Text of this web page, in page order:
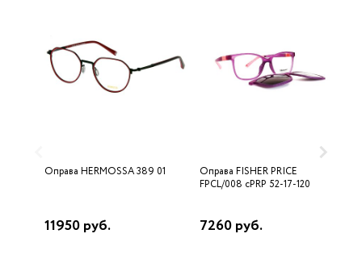
Оправа HERMOSSA 389 01
11950 руб.
Оправа FISHER PRICE
FPCL/008 cPRP 52-17-120
7260 руб.